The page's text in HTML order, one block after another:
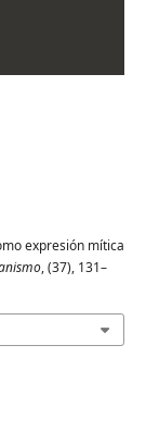
expresión mítica
, (37), 131–